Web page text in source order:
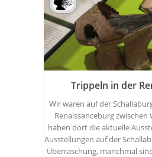
Trippeln in der
Wir waren auf der
Renaissanceburg zwischen
haben dort die aktuelle
Ausstellungen auf der
Überraschung, manchmal